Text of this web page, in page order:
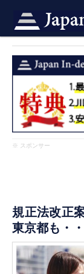
※ スポンサー
規正法改正
東京都も・・